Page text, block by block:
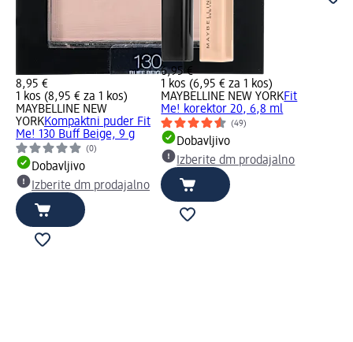
8,95 €
1 kos (8,95 € za 1 kos)
MAYBELLINE NEW
YORKKompaktni puder Fit
Me! 130 Buff Beige, 9 g
(0)
Dobavljivo
Izberite dm prodajalno
6,95 €
1 kos (6,95 € za 1 kos)
MAYBELLINE NEW YORKFit
Me! korektor 20, 6,8 ml
(49)
Dobavljivo
Izberite dm prodajalno